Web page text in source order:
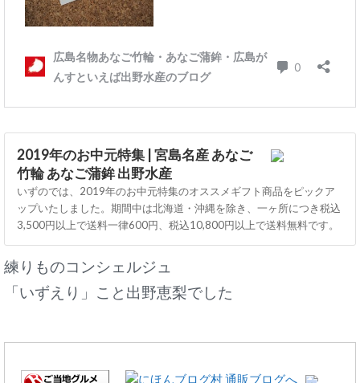
2019年のお中元特集 | 宮島名産 あなご
竹輪 あなご蒲鉾 出野水産
いずのでは、2019年のお中元特集のオススメギフト商品をピックア
ップいたしました。期間中は北海道・沖縄を除き、一ヶ所につき税込
3,500円以上で送料一律600円、税込10,800円以上で送料無料です。
練りものコンシェルジュ
「いずえり」こと出野恵梨でした